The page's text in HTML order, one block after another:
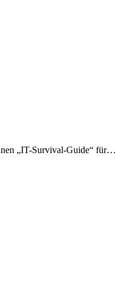
„IT-Survival-Guide“ für…